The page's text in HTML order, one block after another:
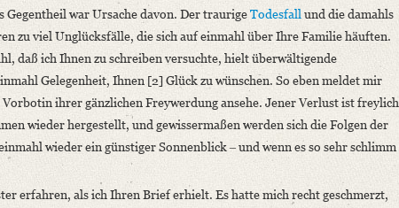
Waitz vermehrt hg. v. Erich Schmidt. Bd. 1. Leipzig 1913, S. 654‒657.
[...]“
Gegentheil war Ursache davon. Der traurigeTodesfall und die damahls
zu viel Unglücksfälle, die sich auf einmahl über Ihre Familie häuften.
daß ich Ihnen zu schreiben versuchte, hielt überwältigende
Gelegenheit, Ihnen [2] Glück zu wünschen. So eben meldet mir
ihrer gänzlichen Freywerdung ansehe. Jener Verlust ist freylich
wieder hergestellt, und gewissermaßen werden sich die Folgen der
wieder ein günstiger Sonnenblick ‒ und wenn es so sehr schlimm
erfahren, als ich Ihren Brief erhielt. Es hatte mich recht geschmerzt,